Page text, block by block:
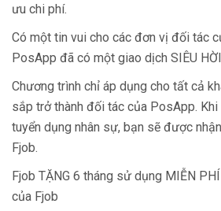
ưu chi phí.
Có một tin vui cho các đơn vị đối tác
PosApp đã có một giao dịch SIÊU
Chương trình chỉ áp dụng cho tất cả
sắp trở thành đối tác của PosApp.
tuyển dụng nhân sự, bạn sẽ được
Fjob.
Fjob TẶNG 6 tháng sử dụng MIỄN
của Fjob